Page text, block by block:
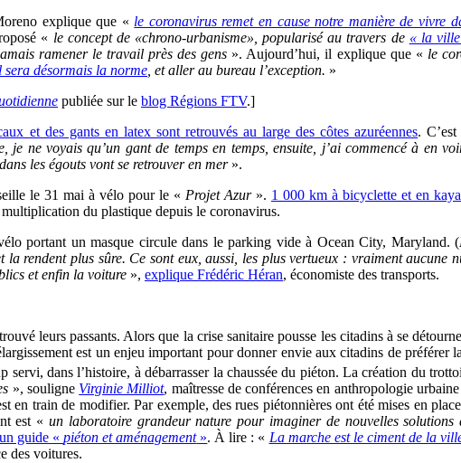
explique que « le coronavirus remet en cause notre manière de vivre
« le concept de «chrono-urbanisme», popularisé au travers de « la
ramener le travail près des gens ». Aujourd’hui, il explique que « le
sera désormais la norme , et aller au bureau l’exception. »
publiée sur le blog Régions FTV.]
et des gants en latex sont retrouvés au large des côtes azuréennes.
je ne voyais qu’un gant de temps en temps, ensuite, j’ai commencé à en
les égouts vont se retrouver en mer ».
le 31 mai à vélo pour le « Projet Azur». 1 000 km à bicyclette et en
du plastique depuis le coronavirus.
portant un masque circule dans le parking vide à Ocean City, Maryland. (
rendent plus sûre. Ce sont eux, aussi, les plus vertueux : vraiment aucune
et enfin la voiture », explique Frédéric Héran, économiste des transports.
leurs passants. Alors que la crise sanitaire pousse les citadins à se
est un enjeu important pour donner envie aux citadins de
servi, dans l’histoire, à débarrasser la chaussée du piéton. La création du
», souligne Virginie Milliot, maîtresse de conférences en anthropologie
en train de modifier. Par exemple, des rues piétonnières ont été mises en
est «un laboratoire grandeur nature pour imaginer de nouvelles solutions
un guide «piéton et aménagement». À lire : « La marche est le ciment de la
des voitures.